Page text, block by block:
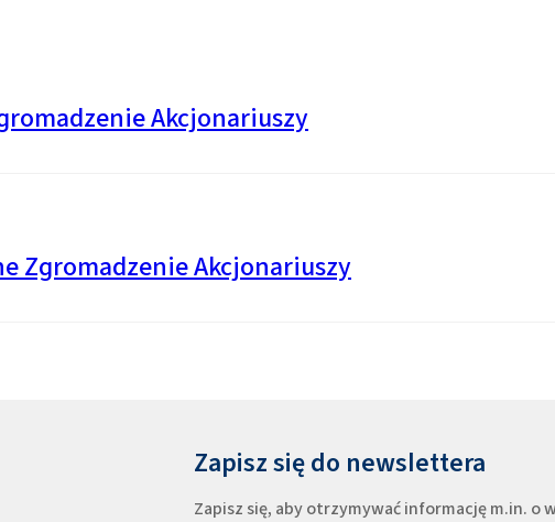
Akcjonariuszy
Zgromadzenie Akcjonariuszy
Zapisz się do newslettera
Zapisz się, aby otrzymywać informację m.in.